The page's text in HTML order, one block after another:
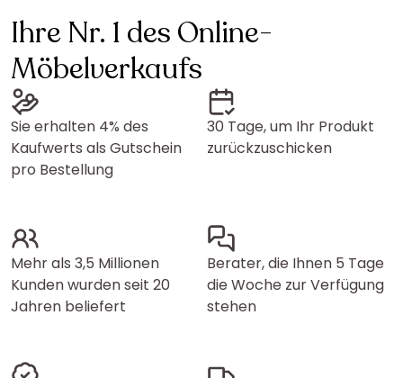
Ihre Nr. 1 des Online-
Möbelverkaufs
Sie erhalten 4% des
Kaufwerts als Gutschein
pro Bestellung
30 Tage, um Ihr Produkt
zurückzuschicken
Mehr als 3,5 Millionen
Kunden wurden seit 20
Jahren beliefert
Berater, die Ihnen 5 Tage
die Woche zur Verfügung
stehen